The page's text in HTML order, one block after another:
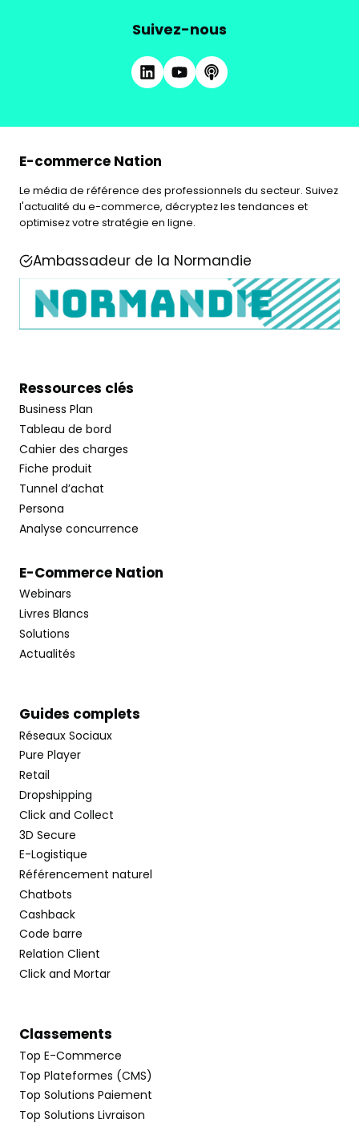
Suivez-nous
E-commerce Nation
Le média de référence des professionnels du secteur. Suivez
l'actualité du e-commerce, décryptez les tendances et
optimisez votre stratégie en ligne.
Ambassadeur de la Normandie
Ressources clés
Business Plan
Tableau de bord
Cahier des charges
Fiche produit
Tunnel d’achat
Persona
Analyse concurrence
E-Commerce Nation
Webinars
Livres Blancs
Solutions
Actualités
Guides complets
Réseaux Sociaux
Pure Player
Retail
Dropshipping
Click and Collect
3D Secure
E-Logistique
Référencement naturel
Chatbots
Cashback
Code barre
Relation Client
Click and Mortar
Classements
Top E-Commerce
Top Plateformes (CMS)
Top Solutions Paiement
Top Solutions Livraison